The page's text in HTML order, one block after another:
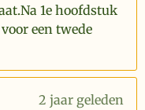
1e hoofdstuk
een twede
2 jaar geleden